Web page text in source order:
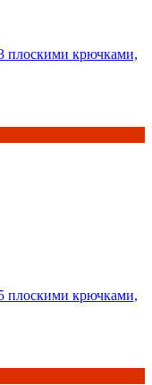
плоскими крючками,
плоскими крючками,